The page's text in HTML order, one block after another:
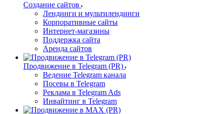
Создание сайтов
Лендинги и мультилендинги
Корпоративные сайты
Интернет-магазины
Поддержка сайта
Аренда сайтов
Продвижение в Telegram (PR)
Ведение Telegram канала
Посевы в Telegram
Реклама в Telegram Ads
Инвайтинг в Telegram